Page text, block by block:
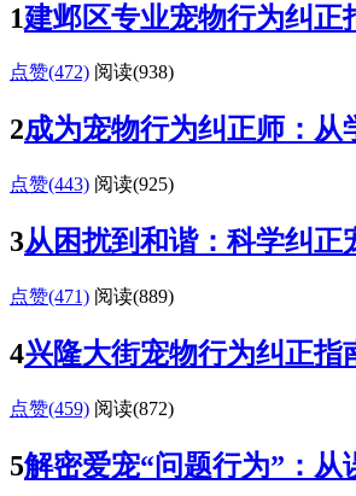
1建邺区专业宠物行为纠正
点赞(472) 阅读(938)
2成为宠物行为纠正师：
点赞(443) 阅读(925)
3从困扰到和谐：科学纠
点赞(471) 阅读(889)
4兴隆大街宠物行为纠正指
点赞(459) 阅读(872)
5解密爱宠“问题行为”：